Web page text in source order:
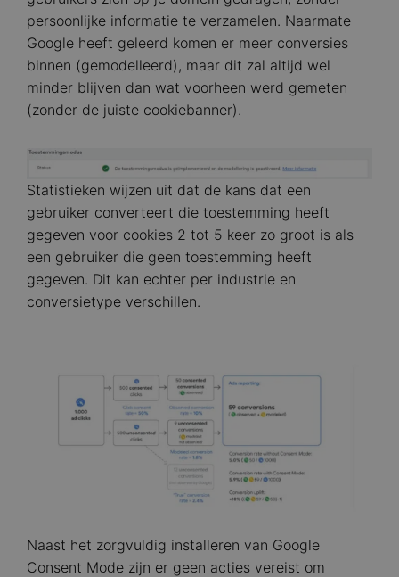
persoonlijke informatie te verzamelen. Naarmate
Google heeft geleerd komen er meer conversies
binnen (gemodelleerd), maar dit zal altijd wel
minder blijven dan wat voorheen werd gemeten
(zonder de juiste cookiebanner).
Image
Statistieken wijzen uit dat de kans dat een
gebruiker converteert die toestemming heeft
gegeven voor cookies 2 tot 5 keer zo groot is als
een gebruiker die geen toestemming heeft
gegeven. Dit kan echter per industrie en
conversietype verschillen.
Naast het zorgvuldig installeren van Google
Consent Mode zijn er geen acties vereist om